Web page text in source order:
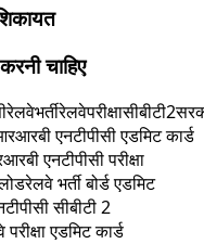
चाहिए
रेलवेभर्तीरेलवेपरीक्षासीबीटी2
एनटीपीसी एडमिट कार्ड
एनटीपीसी परीक्षा
रेलवे भर्ती बोर्ड एडमिट
सीबीटी 2
एडमिट कार्ड